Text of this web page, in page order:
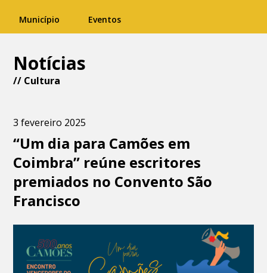
Município Eventos
Notícias
// Cultura
3 fevereiro 2025
“Um dia para Camões em
Coimbra” reúne escritores
premiados no Convento São
Francisco